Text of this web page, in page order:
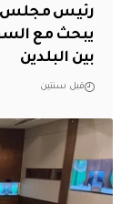
رئيس مجلس
يبحث مع
بين البلدين
قبل سنتين